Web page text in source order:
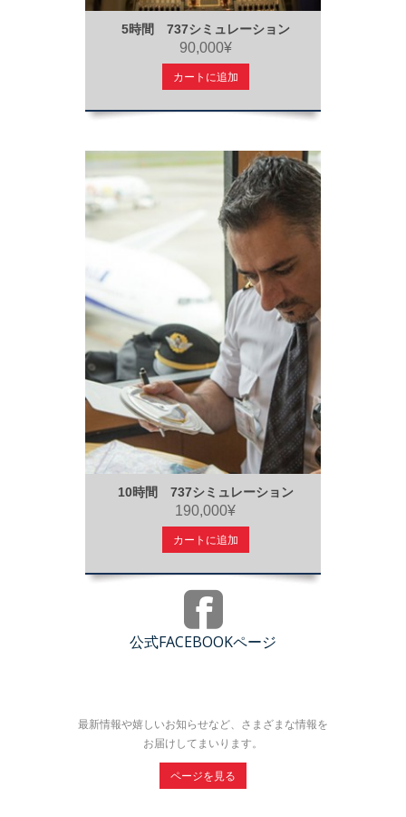
5時間 737シミュレーション
90,000¥
カートに追加
10時間 737シミュレーション
190,000¥
カートに追加
公式FACEBOOKページ
最新情報や嬉しいお知らせなど、さまざまな情報を
お届けしてまいります。
ページを見る